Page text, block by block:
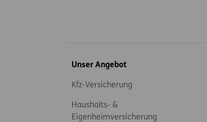
Inhaltsübersicht
Unser Angebot
Kfz-Versicherung
Haushalts- &
Eigenheimversicherung